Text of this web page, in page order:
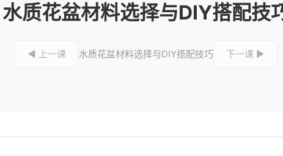
水质花盆材料选择与DIY搭配技
◀ 上一课 水质花盆材料选择与DIY搭配技巧 下一课 ▶